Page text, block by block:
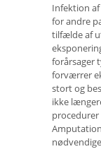
Infektion
for andre
tilfælde af
forårsager
forværrer
stort og
ikke